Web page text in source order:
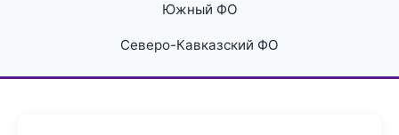
Южный ФО
Северо-Кавказский ФО